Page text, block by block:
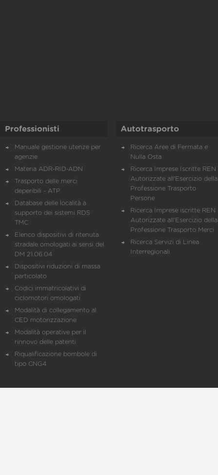
Professionisti
Manuale gestione utenze per
agenzie
Materia ADR-RID-ADN
Trasporto delle merci
deperibili - ATP
Database delle località a
supporto dei sistemi RDS
TMC
Elenco dispositivi di ritenuta
stradale omologati ai sensi del
DM 21.06.04
Dispositivi riduzioni di massa
particolato
Codici immatricolativi di
ciclomotori omologati
Modalità di collegamento al
CED motorizzazione
Modalità operative per il
rinnovo delle patenti
Riqualificazione bombole di
tipo CNG4
Autotrasporto
Ricerca Aree di Fermata e
Nulla Osta
Ricerca Imprese Iscritte REN
Autorizzate all'Esercizio della
Professione Trasporto
Persone
Ricerca Imprese iscritte REN
Autorizzate all'Esercizio della
Professione Trasporto Merci
Ricerca Servizi di Linea
Interregionali